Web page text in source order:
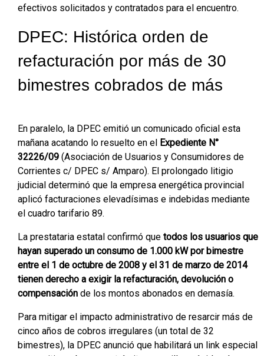
efectivos solicitados y contratados para el encuentro.
DPEC: Histórica orden de
refacturación por más de 30
bimestres cobrados de más
En paralelo, la DPEC emitió un comunicado oficial esta
mañana acatando lo resuelto en el Expediente N°
32226/09 (Asociación de Usuarios y Consumidores de
Corrientes c/ DPEC s/ Amparo). El prolongado litigio
judicial determinó que la empresa energética provincial
aplicó facturaciones elevadísimas e indebidas mediante
el cuadro tarifario 89.
La prestataria estatal confirmó que todos los usuarios que
hayan superado un consumo de 1.000 kW por bimestre
entre el 1 de octubre de 2008 y el 31 de marzo de 2014
tienen derecho a exigir la refacturación, devolución o
compensación de los montos abonados en demasía.
Para mitigar el impacto administrativo de resarcir más de
cinco años de cobros irregulares (un total de 32
bimestres), la DPEC anunció que habilitará un link especial